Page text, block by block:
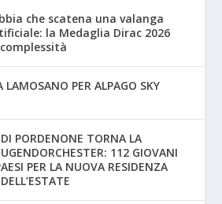
che scatena una valanga
la Medaglia Dirac 2026
PER ALPAGO SKY
PORDENONE TORNA LA
112 GIOVANI
PER LA NUOVA RESIDENZA